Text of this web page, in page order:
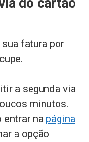
do cartão
fatura por
a segunda via
minutos.
entrar na página
a opção